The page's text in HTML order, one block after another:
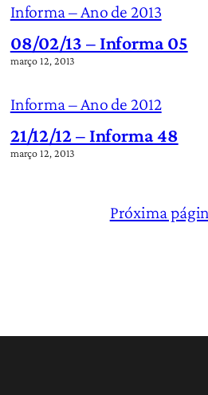
Informa – Ano de 2013
08/02/13 – Informa 05
março 12, 2013
Informa – Ano de 2012
21/12/12 – Informa 48
março 12, 2013
Próxima